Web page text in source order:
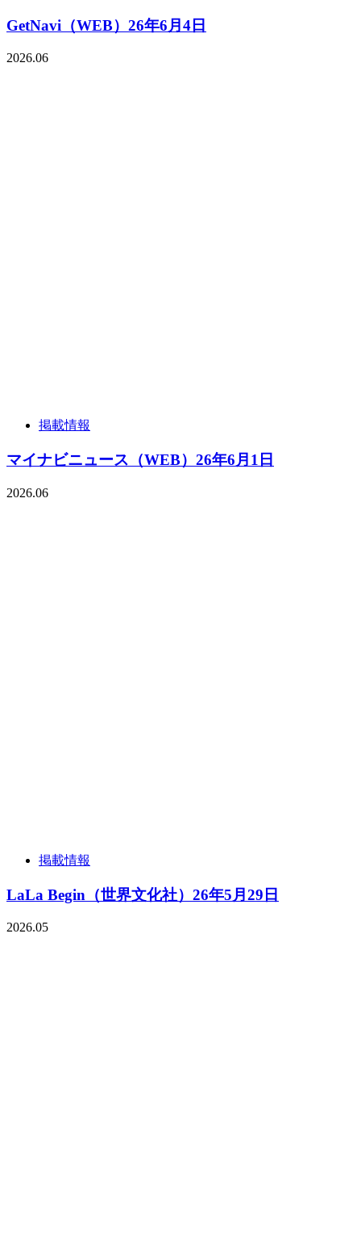
GetNavi（WEB）26年6月4日
2026.06
掲載情報
マイナビニュース（WEB）26年6月1日
2026.06
掲載情報
LaLa Begin（世界文化社）26年5月29日
2026.05